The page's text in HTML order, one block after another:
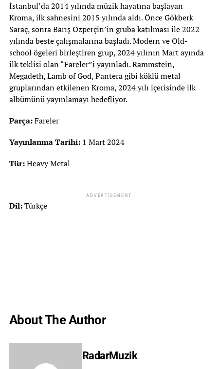
İstanbul’da 2014 yılında müzik hayatına başlayan
Kroma, ilk sahnesini 2015 yılında aldı. Önce Gökberk
Saraç, sonra Barış Özperçin’in gruba katılması ile 2022
yılında beste çalışmalarına başladı. Modern ve Old-
school ögeleri birleştiren grup, 2024 yılının Mart ayında
ilk teklisi olan “Fareler”i yayınladı. Rammstein,
Megadeth, Lamb of God, Pantera gibi köklü metal
gruplarından etkilenen Kroma, 2024 yılı içerisinde ilk
albümünü yayınlamayı hedefliyor.
Parça:Fareler
Yayınlanma Tarihi:1 Mart 2024
Tür:Heavy Metal
ADVERTISEMENT
Dil:Türkçe
About The Author
RadarMuzik